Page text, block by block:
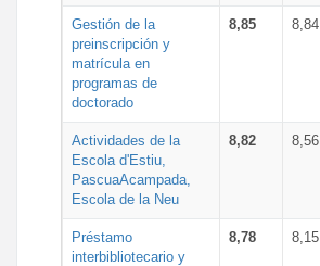
Gestión de la
preinscripción y
matrícula en
programas de
doctorado
8,85 8,84
Actividades de la
Escola d'Estiu,
PascuaAcampada,
Escola de la Neu
8,82 8,56
Préstamo
interbibliotecario y
8,78 8,15